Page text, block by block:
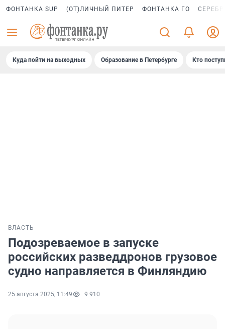
ФОНТАНКА SUP (ОТ)ЛИЧНЫЙ ПИТЕР ФОНТАНКА ГО
Куда пойти на выходных Образование в Петербурге Кто
ВЛАСТЬ
Подозреваемое в запуске
российских разведдронов грузовое
судно направляется в Финляндию
25 августа 2025, 11:49 9 910